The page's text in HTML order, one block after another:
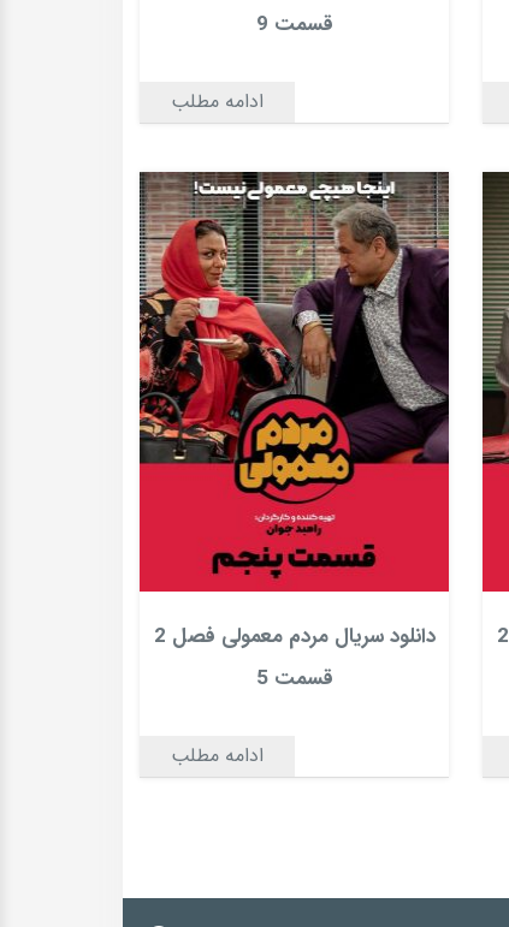
قسمت 9
ادامه مطلب
دانلود سریال مردم معمولی فصل 2
دانلود سریال مردم معمولی فصل 2
قسمت 5
ادامه مطلب